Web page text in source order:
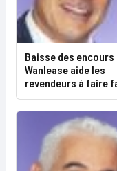
Baisse des encours
Wanlease aide les
revendeurs à faire